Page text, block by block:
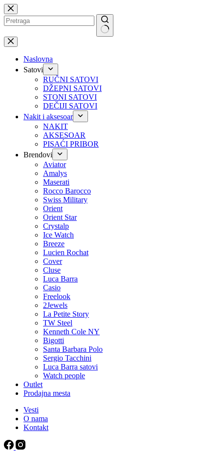
Preskoči
na
No
results
Naslovna
Satovi
RUČNI SATOVI
DŽEPNI SATOVI
STONI SATOVI
DEČIJI SATOVI
Nakit i aksesoar
NAKIT
AKSESOAR
PISAĆI PRIBOR
Brendovi
Aviator
Amalys
Maserati
Rocco Barocco
Swiss Military
Orient
Orient Star
Crystalp
Ice Watch
Breeze
Lucien Rochat
Cover
Cluse
Luca Barra
Casio
Freelook
2Jewels
La Petite Story
TW Steel
Kenneth Cole NY
Bigotti
Santa Barbara Polo
Sergio Tacchini
Luca Barra satovi
Watch people
Outlet
Prodajna mesta
Vesti
O nama
Kontakt